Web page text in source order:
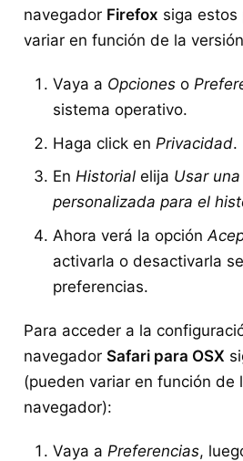
navegador Firefox siga estos
variar en función de la
Vaya a Opcioneso
sistema operativo.
Haga click en Privacidad.
En Historialelija Usar
personalizada para el
Ahora verá la opción
activarla o desactivarla
preferencias.
Para acceder a la
navegador Safari para OSX
(pueden variar en función de
navegador):
Vaya a Preferencias,